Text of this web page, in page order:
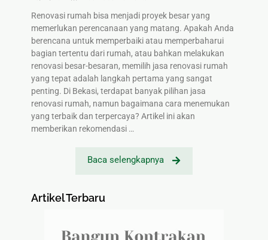
Renovasi rumah bisa menjadi proyek besar yang
memerlukan perencanaan yang matang. Apakah Anda
berencana untuk memperbaiki atau memperbaharui
bagian tertentu dari rumah, atau bahkan melakukan
renovasi besar-besaran, memilih jasa renovasi rumah
yang tepat adalah langkah pertama yang sangat
penting. Di Bekasi, terdapat banyak pilihan jasa
renovasi rumah, namun bagaimana cara menemukan
yang terbaik dan terpercaya? Artikel ini akan
memberikan rekomendasi …
Baca selengkapnya
Artikel Terbaru